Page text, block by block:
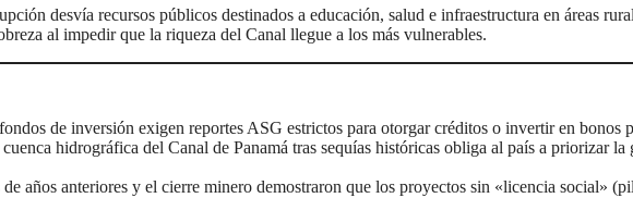
desvía recursos públicos destinados a educación, salud e infraestructura en áreas
al impedir que la riqueza del Canal llegue a los más vulnerables.
de inversión exigen reportes ASG estrictos para otorgar créditos o invertir en bonos
hidrográfica del Canal de Panamá tras sequías históricas obliga al país a priorizar la
de años anteriores y el cierre minero demostraron que los proyectos sin «licencia social»